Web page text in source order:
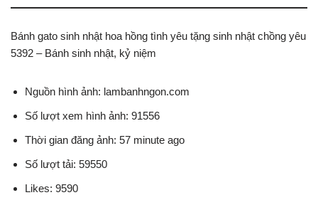
Bánh gato sinh nhật hoa hồng tình yêu tặng sinh nhật chồng yêu
5392 – Bánh sinh nhật, kỷ niệm
Nguồn hình ảnh: lambanhngon.com
Số lượt xem hình ảnh: 91556
Thời gian đăng ảnh: 57 minute ago
Số lượt tải: 59550
Likes: 9590